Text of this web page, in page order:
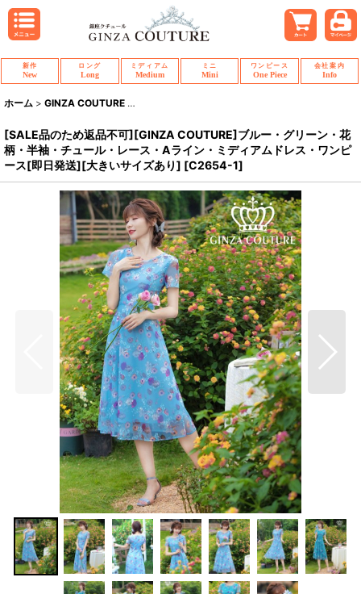
新作
New
ロング
Long
ミディアム
Medium
ミニ
Mini
ワンピース
One Piece
会社案内
Info
ホーム > GINZA COUTURE >
[SALE品のため返品不可][GINZA COUTURE]ブルー・グリーン・花
柄・半袖・チュール・レース・Aライン・ミディアムドレス・ワンピ
ース[即日発送][大きいサイズあり] [C2654-1]